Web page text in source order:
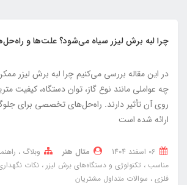
چرا لبه برش لیزر سیاه می‌شود؟ علت‌ها و
در این مقاله بررسی می‌کنیم چرا لبه برش لیزر
چه عواملی مانند نوع گاز، توان دستگاه، کیفیت
روی آن تأثیر دارند. راه‌حل‌های تخصصی برای
ارائه شده است
متال هنر وبلاگ
مناسب
تکنولوژی و دستگاه‌های برش لیزر
نکات
فلزی
سوالات متداول مشتریان